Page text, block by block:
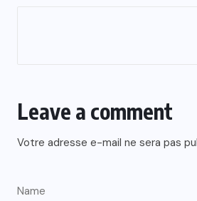
Leave a comment
Votre adresse e-mail ne sera pas